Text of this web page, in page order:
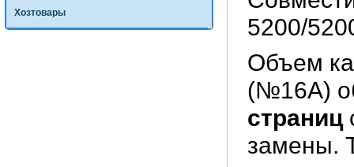
Хозтовары
5200/
Объем
(№16A)
страниц
замены.